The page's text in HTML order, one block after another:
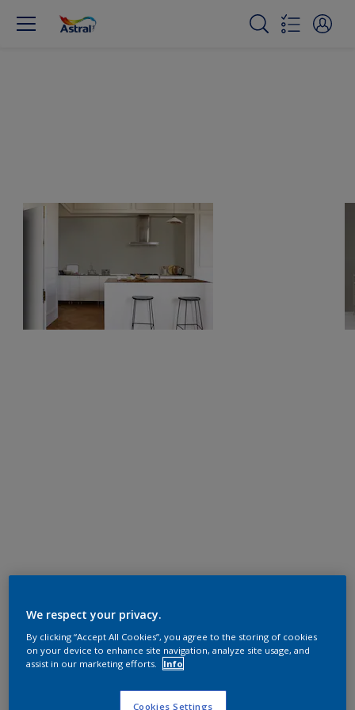
We respect your privacy.
By clicking “Accept All Cookies”, you agree to the storing of cookies
on your device to enhance site navigation, analyze site usage, and
assist in our marketing efforts.
Info
Cookies Settings